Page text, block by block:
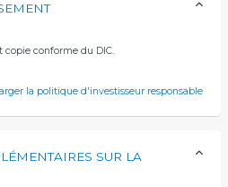
copie conforme du DIC.
la politique d'investisseur responsable
SUR LA